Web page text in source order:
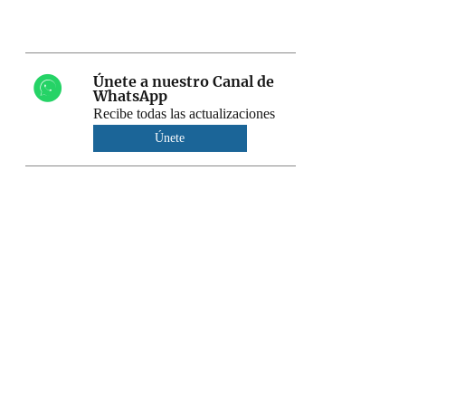
Únete a nuestro Canal de
WhatsApp
Recibe todas las actualizaciones
Únete